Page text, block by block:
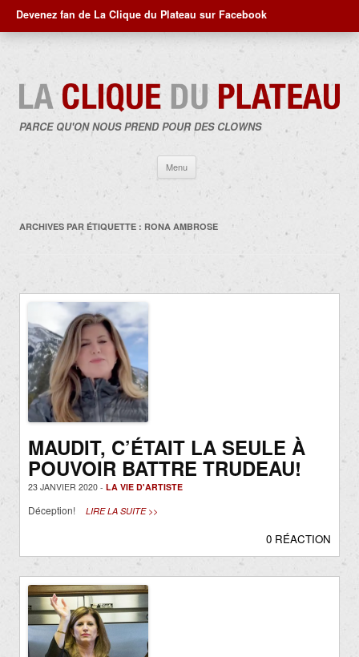
Devenez fan de La Clique du Plateau sur Facebook
PARCE QU'ON NOUS PREND POUR DES CLOWNS
Menu
contenu
ARCHIVES PAR ÉTIQUETTE : RONA AMBROSE
MAUDIT, C’ÉTAIT LA SEULE À
POUVOIR BATTRE TRUDEAU!
23 JANVIER 2020 - LA VIE D'ARTISTE
Déception! LIRE LA SUITE >>
0 RÉACTION